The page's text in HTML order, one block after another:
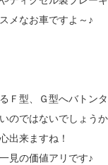
メなお車ですよ～♪
Ｆ型、Ｇ型へバトン
のではないでしょうか
出来ますね！
見の価値アリです♪